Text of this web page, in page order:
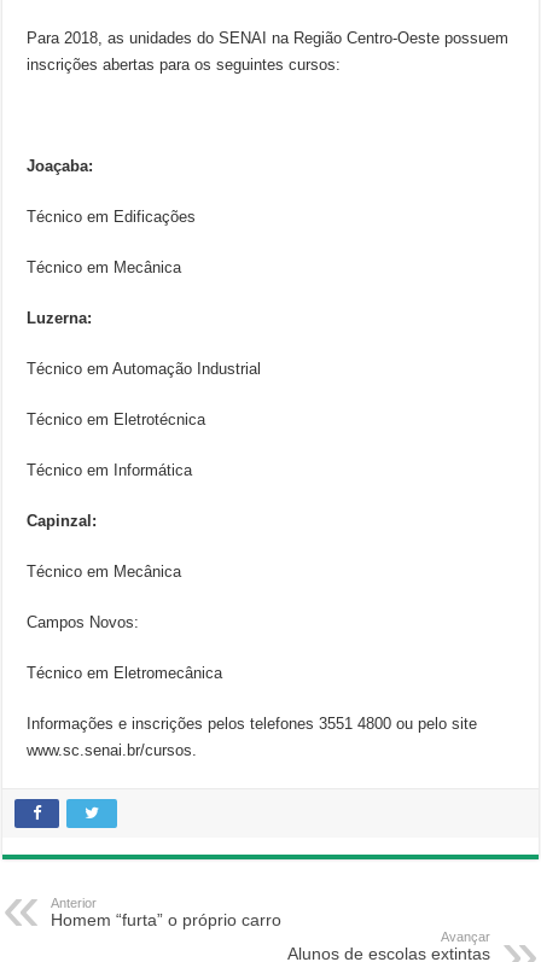
Para 2018, as unidades do SENAI na Região Centro-Oeste possuem
inscrições abertas para os seguintes cursos:
Joaçaba:
Técnico em Edificações
Técnico em Mecânica
Luzerna:
Técnico em Automação Industrial
Técnico em Eletrotécnica
Técnico em Informática
Capinzal:
Técnico em Mecânica
Campos Novos:
Técnico em Eletromecânica
Informações e inscrições pelos telefones 3551 4800 ou pelo site
www.sc.senai.br/cursos.
Anterior
Homem “furta” o próprio carro
Avançar
Alunos de escolas extintas